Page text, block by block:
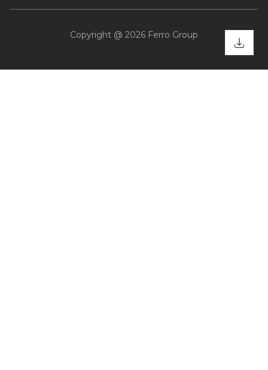
Copyright @ 2026 Ferro Group